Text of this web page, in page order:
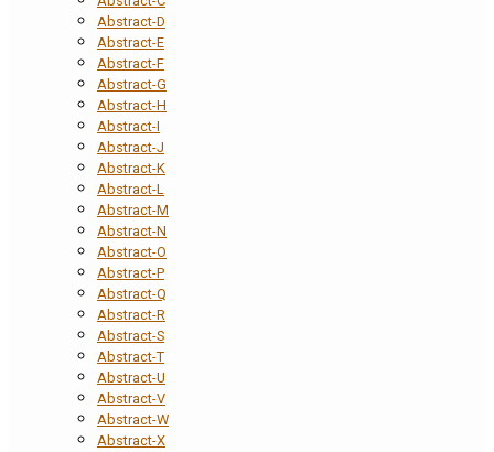
Abstract-D
Abstract-E
Abstract-F
Abstract-G
Abstract-H
Abstract-I
Abstract-J
Abstract-K
Abstract-L
Abstract-M
Abstract-N
Abstract-O
Abstract-P
Abstract-Q
Abstract-R
Abstract-S
Abstract-T
Abstract-U
Abstract-V
Abstract-W
Abstract-X